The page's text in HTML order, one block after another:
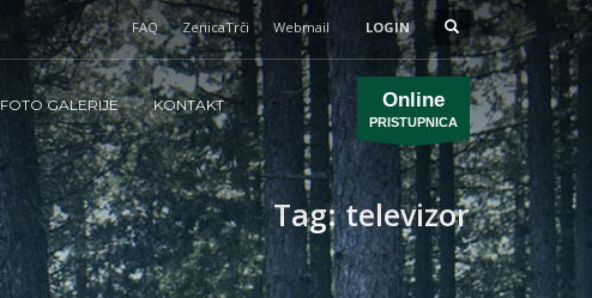
FAQ ZenicaTrči Webmail LOGIN
FOTO GALERIJE KONTAKT Online
PRISTUPNICA
Tag: televizor